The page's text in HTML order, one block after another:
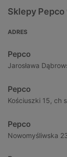
Sklepy
ADRES
Pepco
Jarosława
Pepco
Kościuszki 15, ch
Pepco
Nowomyśliwska